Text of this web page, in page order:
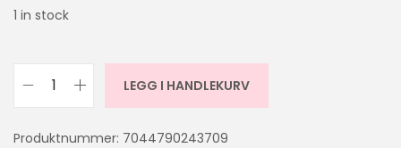
1 in stock
LEGG I HANDLEKURV
Produktnummer: 7044790243709